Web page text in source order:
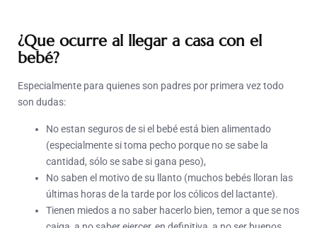
¿Que ocurre al llegar a casa con el
bebé?
Especialmente para quienes son padres por primera vez todo
son dudas:
No estan seguros de si el bebé está bien alimentado
(especialmente si toma pecho porque no se sabe la
cantidad, sólo se sabe si gana peso),
No saben el motivo de su llanto (muchos bebés lloran las
últimas horas de la tarde por los cólicos del lactante).
Tienen miedos a no saber hacerlo bien, temor a que se nos